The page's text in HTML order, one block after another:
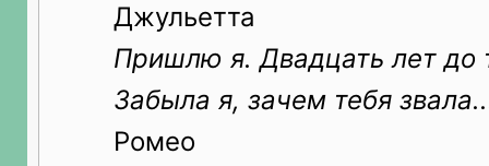
Джульетта
Пришлю я. Двадцать лет до
Забыла я, зачем тебя
Ромео